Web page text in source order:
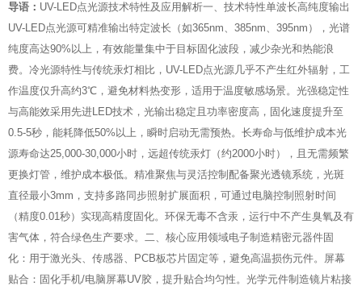
导语： UV-LED点光源技术特性及应用解析‌一、技术特性‌‌单波长高纯度输出‌
UV-LED点光源可精准输出特定波长（如365nm、385nm、395nm），光谱
纯度高达90%以上，有效能量集中于目标固化波段，减少杂光和热能浪
费。‌冷光源特性‌与传统汞灯相比，UV-LED点光源几乎不产生红外辐射，工
作温度仅升高约3℃，避免材料热变形，适用于温度敏感场景。‌光强稳定性
与高能效‌采用先进LED技术，光输出稳定且功率密度高，固化速度提升至
0.5-5秒，能耗降低50%以上，瞬时启动无需预热。‌长寿命与低维护成本‌光
源寿命达25,000-30,000小时，远超传统汞灯（约2000小时），且无需频繁
更换灯管，维护成本极低。‌精准聚焦与灵活控制‌配备聚光透镜系统，光斑
直径最小3mm，支持多路同步照射扩展面积，可通过电脑控制照射时间
（精度0.01秒）实现高精度固化。‌环保无毒‌不含汞，运行中不产生臭氧及有
害气体，符合绿色生产要求。‌二、核心应用领域‌‌电子制造‌‌精密元器件固
化‌：用于激光头、传感器、PCB板芯片固定等，避免高温损伤元件。‌屏幕
贴合‌：固化手机/电脑屏幕UV胶，提升贴合均匀性。‌光学元件制造‌‌镜片粘接